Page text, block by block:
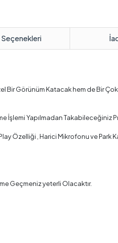
Bir Görünüm Katacak hem de Bir
İşlemi Yapılmadan Takabileceğiniz
Özelliği , Harici Mikrofonu ve Park
Geçmeniz yeterli Olacaktır.